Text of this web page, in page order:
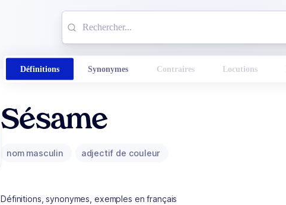
Définitions Synonymes Contraires Locutions
Sésame
nom masculin adjectif de couleur
Définitions, synonymes, exemples en français